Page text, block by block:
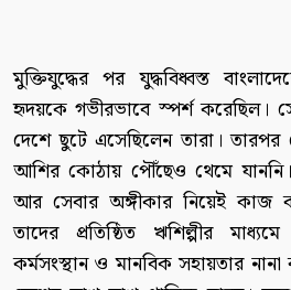
মুক্তিযুদ্ধের পর যুদ্ধবিধ্বস্ত
হৃদয়কে গভীরভাবে স্পর্শ করেছিল।
দেশে ছুটে এসেছিলেন তারা।
আশির কোঠায় পৌঁছেও থেমে
আর সেবার অঙ্গীকার নিয়েই কাজ
তাদের প্রতিষ্ঠিত ঋশিল্পীর
কর্মসংস্থান ও মানবিক সহায়তার